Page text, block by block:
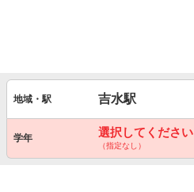
地域・駅 吉水駅
学年 選択してください
（指定なし）